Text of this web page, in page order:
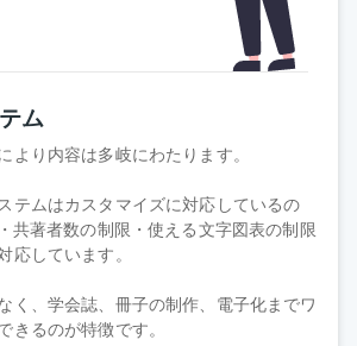
ム
より内容は多岐にわたります。
テムはカスタマイズに対応しているの
共著者数の制限・使える文字図表の制限
応しています。
く、学会誌、冊子の制作、電子化までワ
きるのが特徴です。